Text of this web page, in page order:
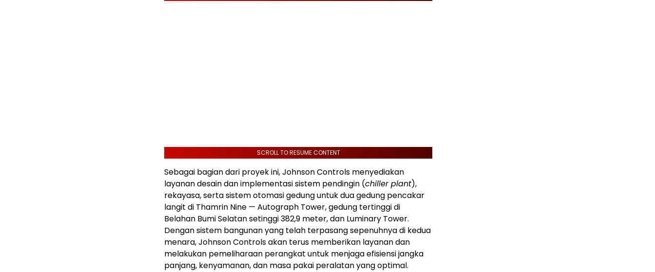
SCROLL TO RESUME CONTENT
Sebagai bagian dari proyek ini, Johnson Controls menyediakan
layanan desain dan implementasi sistem pendingin (chiller plant),
rekayasa, serta sistem otomasi gedung untuk dua gedung pencakar
langit di Thamrin Nine — Autograph Tower, gedung tertinggi di
Belahan Bumi Selatan setinggi 382,9 meter, dan Luminary Tower.
Dengan sistem bangunan yang telah terpasang sepenuhnya di kedua
menara, Johnson Controls akan terus memberikan layanan dan
melakukan pemeliharaan perangkat untuk menjaga efisiensi jangka
panjang, kenyamanan, dan masa pakai peralatan yang optimal.